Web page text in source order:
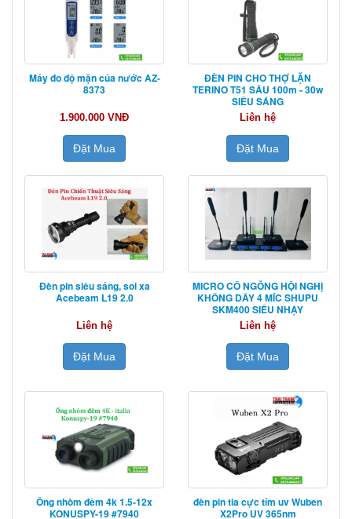
Máy đo độ mặn của nước AZ-
8373
1.900.000 VNĐ
Đặt Mua
ĐÈN PIN CHO THỢ LẶN
TERINO T51 SÂU 100m - 30w
SIÊU SÁNG
Liên hệ
Đặt Mua
Đèn pin siêu sáng, soi xa
Acebeam L19 2.0
Liên hệ
Đặt Mua
MICRO CỔ NGỖNG HỘI NGHỊ
KHÔNG DÂY 4 MÍC SHUPU
SKM400 SIÊU NHẠY
Liên hệ
Đặt Mua
Ống nhòm đêm 4k 1.5-12x
KONUSPY-19 #7940
đèn pin tia cực tím uv Wuben
X2Pro UV 365nm